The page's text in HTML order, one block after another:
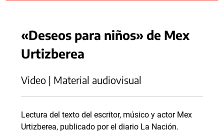
«Deseos para niños» de Mex
Urtizberea
Video | Material audiovisual
Lectura del texto del escritor, músico y actor Mex
Urtizberea, publicado por el diario La Nación.